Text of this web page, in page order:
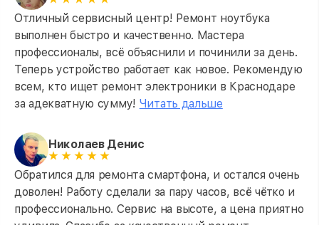
Отличный сервисный центр! Ремонт ноутбука
выполнен быстро и качественно. Мастера
профессионалы, всё объяснили и починили за день.
Теперь устройство работает как новое. Рекомендую
всем, кто ищет ремонт электроники в Краснодаре
за адекватную сумму! Читать дальше
Николаев Денис
Обратился для ремонта смартфона, и остался очень
доволен! Работу сделали за пару часов, всё чётко и
профессионально. Сервис на высоте, а цена приятно